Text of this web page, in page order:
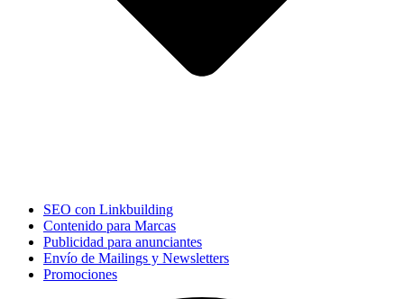
SEO con Linkbuilding
Contenido para Marcas
Publicidad para anunciantes
Envío de Mailings y Newsletters
Promociones